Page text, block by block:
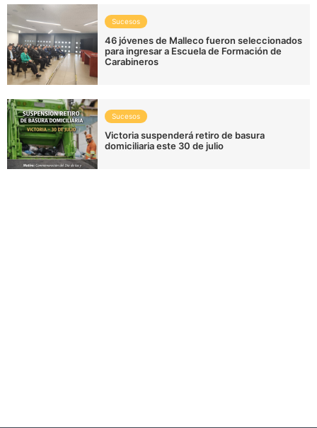
Sucesos
46 jóvenes de Malleco fueron seleccionados
para ingresar a Escuela de Formación de
Carabineros
Sucesos
Victoria suspenderá retiro de basura
domiciliaria este 30 de julio